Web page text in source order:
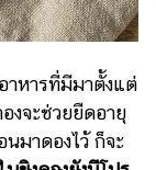
าหารที่มีมาตั้งแต่
งจะช่วยยืดอายุ
มาดองไว้ ก็จะ